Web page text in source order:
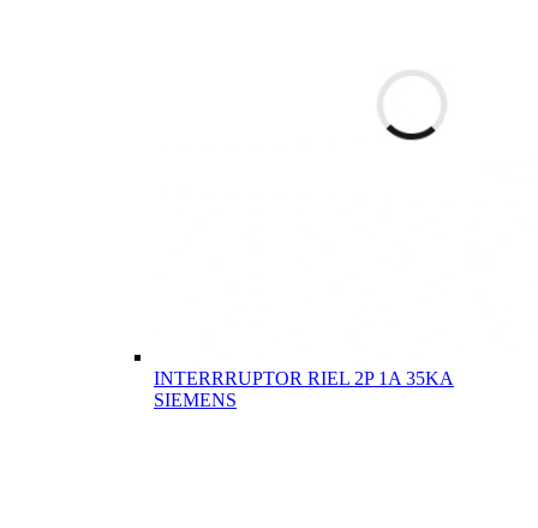
INTERRRUPTOR RIEL 2P 1A 35KA
SIEMENS